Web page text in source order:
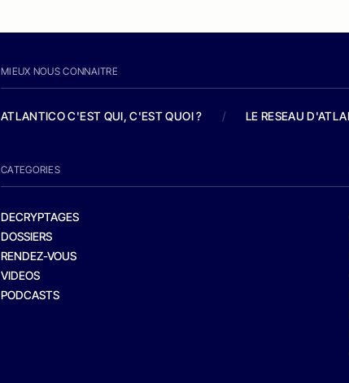
MIEUX NOUS CONNAITRE
ATLANTICO C'EST QUI, C'EST QUOI ? / LE RESEAU
CATEGORIES
DECRYPTAGES
DOSSIERS
RENDEZ-VOUS
VIDEOS
PODCASTS